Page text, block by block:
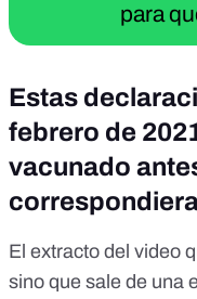
para
Estas
febrero de
vacunado
El extracto del video
sino que sale de una